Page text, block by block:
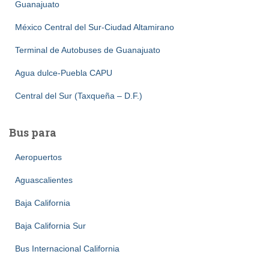
Guanajuato
México Central del Sur-Ciudad Altamirano
Terminal de Autobuses de Guanajuato
Agua dulce-Puebla CAPU
Central del Sur (Taxqueña – D.F.)
Bus para
Aeropuertos
Aguascalientes
Baja California
Baja California Sur
Bus Internacional California